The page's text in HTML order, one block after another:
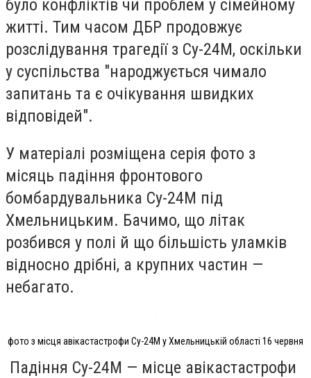
було конфліктів чи проблем у сімейному
житті. Тим часом ДБР продовжує
розслідування трагедії з Су-24М, оскільки
у суспільства "народжується чимало
запитань та є очікування швидких
відповідей".
У матеріалі розміщена серія фото з
місяць падіння фронтового
бомбардувальника Су-24М під
Хмельницьким. Бачимо, що літак
розбився у полі й що більшість уламків
відносно дрібні, а крупних частин —
небагато.
фото з місця авікастастрофи Су-24М у Хмельницькій області 16 червня
Падіння Су-24М — місце авікастастрофи